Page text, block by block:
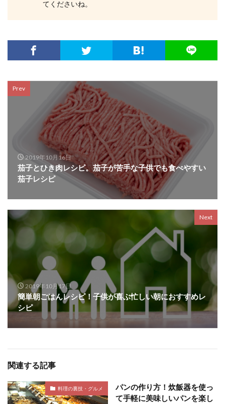
てくださいね。
Prev
2019年10月16日
茄子とひき肉レシピ。茄子が苦手な子供でも食べやすい
茄子レシピ
Next
2019年10月17日
簡単朝ごはんレシピ！子供が喜ぶ忙しい朝におすすめレ
シピ
関連する記事
料理の裏技・グルメ
パンの作り方！炊飯器を使っ
て手軽に美味しいパンを楽し